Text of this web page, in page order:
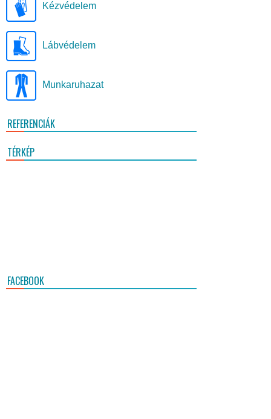
Kézvédelem
Lábvédelem
Munkaruhazat
REFERENCIÁK
TÉRKÉP
FACEBOOK